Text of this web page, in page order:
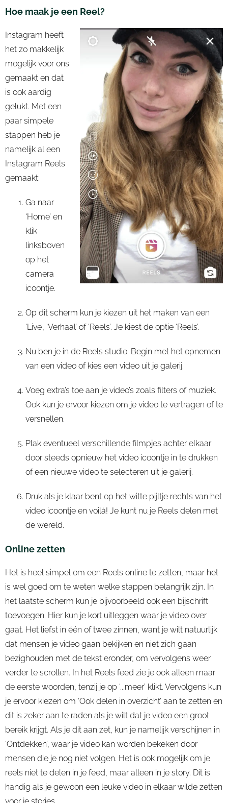
Hoe maak je een Reel?
Instagram heeft
het zo makkelijk
mogelijk voor ons
gemaakt en dat
is ook aardig
gelukt. Met een
paar simpele
stappen heb je
namelijk al een
Instagram Reels
gemaakt:
Ga naar
‘Home’ en
klik
linksboven
op het
camera
icoontje.
Op dit scherm kun je kiezen uit het maken van een
‘Live’, ‘Verhaal’ of ‘Reels’. Je kiest de optie ‘Reels’.
Nu ben je in de Reels studio. Begin met het opnemen
van een video of kies een video uit je galerij.
Voeg extra’s toe aan je video’s zoals filters of muziek.
Ook kun je ervoor kiezen om je video te vertragen of te
versnellen.
Plak eventueel verschillende filmpjes achter elkaar
door steeds opnieuw het video icoontje in te drukken
of een nieuwe video te selecteren uit je galerij.
Druk als je klaar bent op het witte pijltje rechts van het
video icoontje en voilà! Je kunt nu je Reels delen met
de wereld.
Online zetten
Het is heel simpel om een Reels online te zetten, maar het
is wel goed om te weten welke stappen belangrijk zijn. In
het laatste scherm kun je bijvoorbeeld ook een bijschrift
toevoegen. Hier kun je kort uitleggen waar je video over
gaat. Het liefst in één of twee zinnen, want je wilt natuurlijk
dat mensen je video gaan bekijken en niet zich gaan
bezighouden met de tekst eronder, om vervolgens weer
verder te scrollen. In het Reels feed zie je ook alleen maar
de eerste woorden, tenzij je op ‘...meer’ klikt. Vervolgens kun
je ervoor kiezen om ‘Ook delen in overzicht’ aan te zetten en
dit is zeker aan te raden als je wilt dat je video een groot
bereik krijgt. Als je dit aan zet, kun je namelijk verschijnen in
‘Ontdekken’, waar je video kan worden bekeken door
mensen die je nog niet volgen. Het is ook mogelijk om je
reels niet te delen in je feed, maar alleen in je story. Dit is
handig als je gewoon een leuke video in elkaar wilde zetten